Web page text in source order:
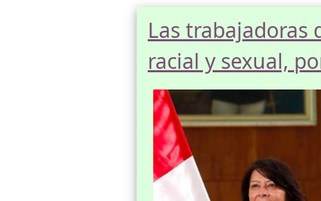
Las trabajadoras
racial y sexual,